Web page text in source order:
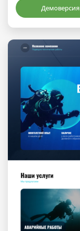
Демоверсия